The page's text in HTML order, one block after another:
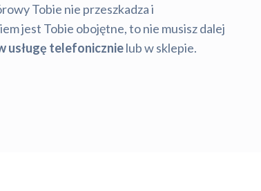
Tobie nie przeszkadza i
jest Tobie obojętne, to nie musisz dalej
usługę telefonicznielub w sklepie.